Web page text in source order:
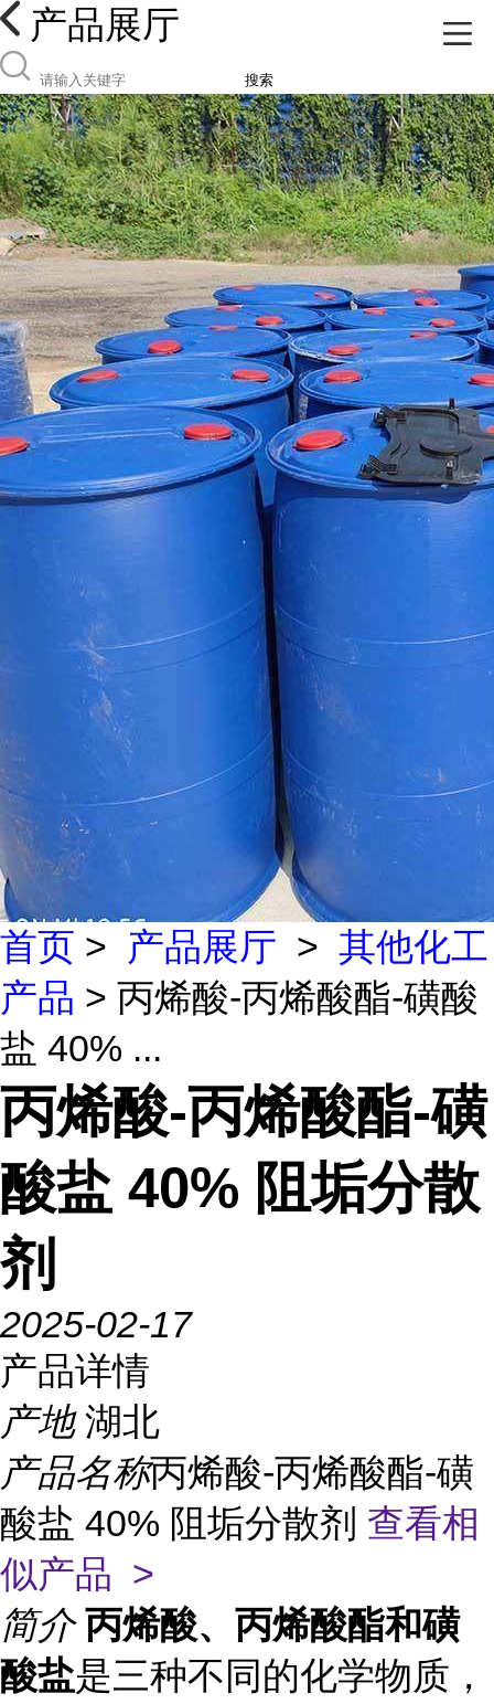
产品展厅
搜索
首页 > 产品展厅 > 其他化工
产品 > 丙烯酸-丙烯酸酯-磺酸
盐 40% ...
丙烯酸-丙烯酸酯-磺
酸盐 40% 阻垢分散
剂
2025-02-17
产品详情
产地 湖北
产品名称丙烯酸-丙烯酸酯-磺
酸盐 40% 阻垢分散剂 查看相
似产品 >
简介 丙烯酸、丙烯酸酯和磺
酸盐是三种不同的化学物质，